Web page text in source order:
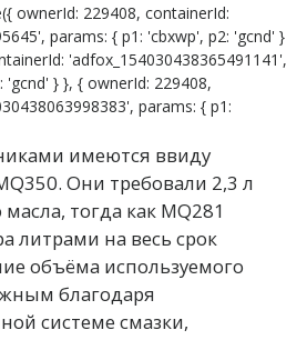
ownerId: 229408, containerId:
params: { p1: 'cbxwp', p2: 'gcnd' }
'adfox_154030438365491141',
'gcnd' } }, { ownerId: 229408,
params: { p1:
имеются ввиду
Они требовали 2,3 л
тогда как MQ281
литрами на весь срок
объёма используемого
благодаря
системе смазки,